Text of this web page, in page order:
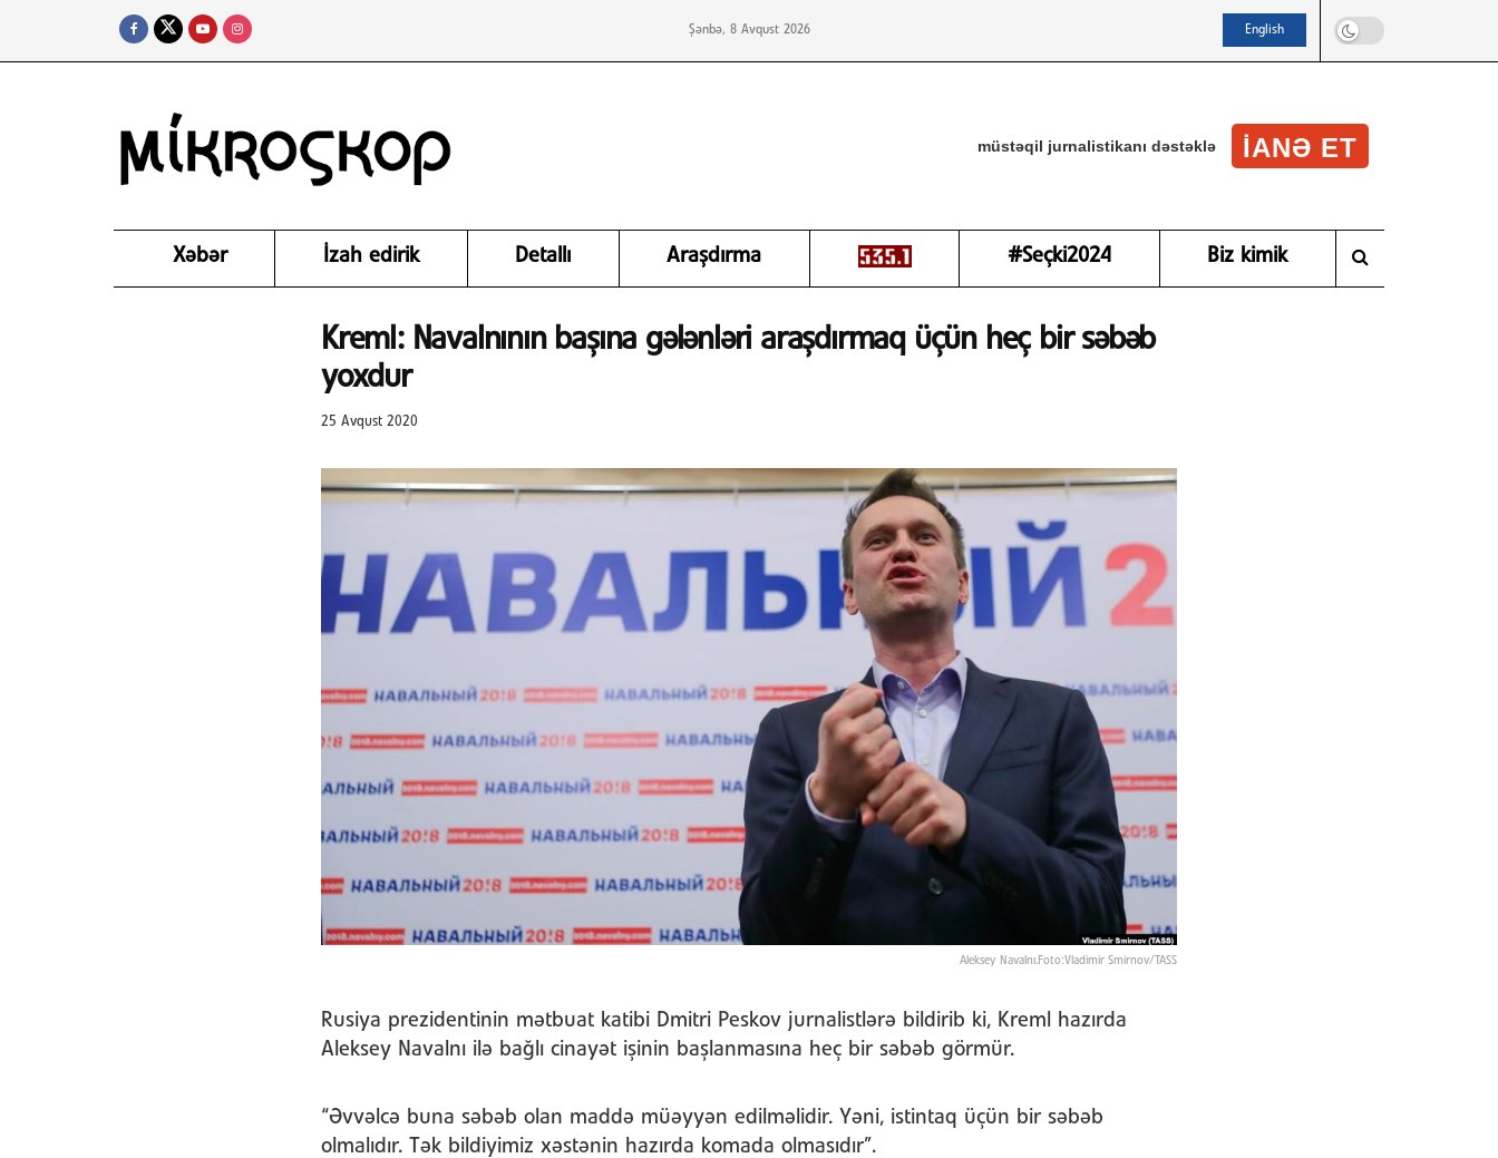
Şənbə, 8 Avqust 2026 English
müstəqil jurnalistikanı dəstəklə IANƏ ET
Xəbər İzah edirik Detallı Araşdırma #Seçki2024 Biz kimik
Kreml: Navalnının başına gələnləri araşdırmaq üçün heç bir səbəb
yoxdur
25 Avqust 2020
Aleksey Navalnı.Foto:Vladimir Smirnov/TASS
Rusiya prezidentinin mətbuat katibi Dmitri Peskov jurnalistlərə bildirib ki, Kreml hazırda
Aleksey Navalnı ilə bağlı cinayət işinin başlanmasına heç bir səbəb görmür.
“Əvvəlcə buna səbəb olan maddə müəyyən edilməlidir. Yəni, istintaq üçün bir səbəb
olmalıdır. Tək bildiyimiz xəstənin hazırda komada olmasıdır”.